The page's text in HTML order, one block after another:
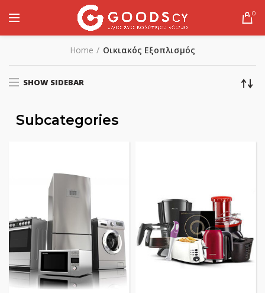
0
Home Οικιακός Εξοπλισμός
SHOW SIDEBAR
Subcategories